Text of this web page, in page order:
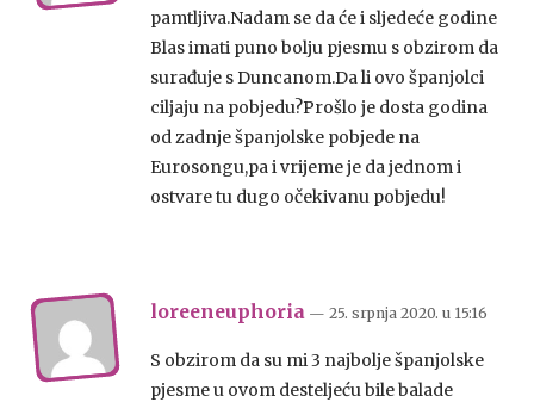
pamtljiva.Nadam se da će i sljedeće godine
Blas imati puno bolju pjesmu s obzirom da
surađuje s Duncanom.Da li ovo španjolci
ciljaju na pobjedu?Prošlo je dosta godina
od zadnje španjolske pobjede na
Eurosongu,pa i vrijeme je da jednom i
ostvare tu dugo očekivanu pobjedu!
loreeneuphoria — 25. srpnja 2020. u 15:16
S obzirom da su mi 3 najbolje španjolske
pjesme u ovom desteljeću bile balade